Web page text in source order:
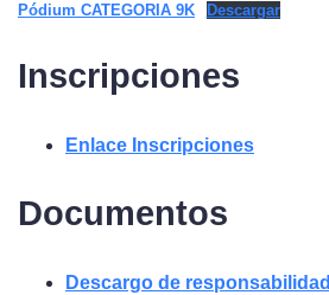
Pódium CATEGORIA 9K
Descargar
Inscripciones
Enlace Inscripciones
Documentos
Descargo de responsabilidad